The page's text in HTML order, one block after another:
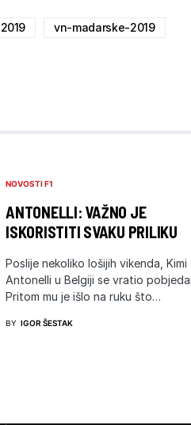
vn-madarske-2019
NOVOSTI F1
ANTONELLI: VAŽNO JE
ISKORISTITI SVAKU PRILIKU
Poslije nekoliko lošijih vikenda, Kimi
Antonelli u Belgiji se vratio
Pritom mu je išlo na ruku što…
BY IGOR ŠESTAK